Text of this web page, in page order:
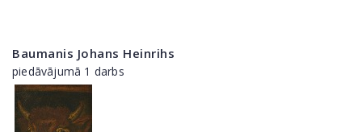
Baumanis Johans Heinrihs
piedāvājumā 1 darbs